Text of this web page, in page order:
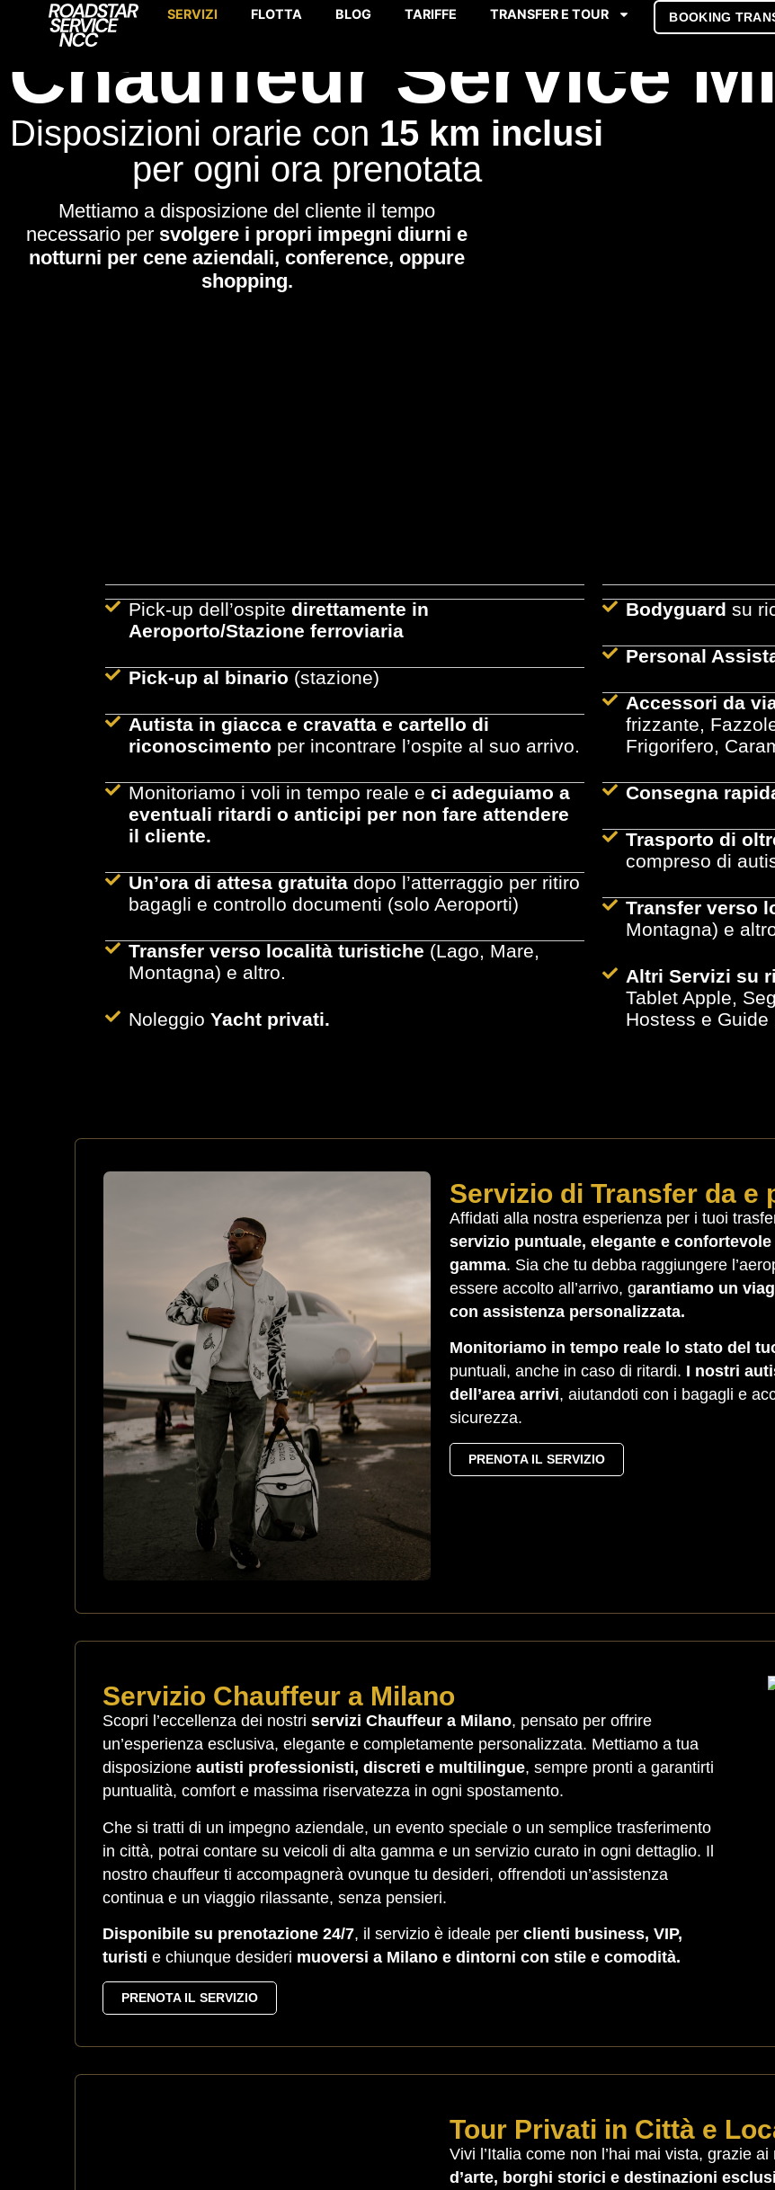
SERVIZI FLOTTA BLOG TARIFFE TRANSFER E TOUR BOOKING
Chauffeur Service
Disposizioni orarie con 15 km inclusi
per ogni ora prenotata
Mettiamo a disposizione del cliente il tempo
necessario per svolgere i propri impegni diurni e
notturni per cene aziendali, conference, oppure
shopping.
Pick-up dell’ospitedirettamente in
Aeroporto/Stazione ferroviaria
Pick-up al binario (stazione)
Autista in giacca e cravatta e cartello di
riconoscimento per incontrare l’ospite al suo arrivo.
Monitoriamo i voli in tempo reale eci adeguiamo a
eventuali ritardi o anticipi per non fare attendere
il cliente.
Un’ora di attesa gratuita dopo l’atterraggio per ritiro
bagagli e controllo documenti (solo Aeroporti)
Transfer verso località turistiche (Lago, Mare,
Montagna) e altro.
NoleggioYacht privati.
Bodyguardsu
Personal
Accessori da
frizzante,
Frigorifero,
Consegna
Trasporto di
compreso di
Transfer verso
Montagna) e
Altri Servizi su
Tablet Apple,
Hostess e
Servizio di Transfer da e
Affidati alla nostra esperienza per i tuoi
servizio puntuale, elegante e
gamma. Sia che tu debba raggiungere
essere accolto all’arrivo, garantiamo un
con assistenza personalizzata.
Monitoriamo in tempo reale lo stato del
puntuali, anche in caso di ritardi. I nostri
dell’area arrivi, aiutandoti con i bagagli e
sicurezza.
PRENOTA IL SERVIZIO
Servizio Chauffeur a Milano
Scopri l’eccellenza dei nostri servizi Chauffeur a Milano, pensato per offrire
un’esperienza esclusiva, elegante e completamente personalizzata. Mettiamo a tua
disposizione autisti professionisti, discreti e multilingue, sempre pronti a garantirti
puntualità, comfort e massima riservatezza in ogni spostamento.
Che si tratti di un impegno aziendale, un evento speciale o un semplice trasferimento
in città, potrai contare su veicoli di alta gamma e un servizio curato in ogni dettaglio. Il
nostro chauffeur ti accompagnerà ovunque tu desideri, offrendoti un’assistenza
continua e un viaggio rilassante, senza pensieri.
Disponibile su prenotazione 24/7, il servizio è ideale per clienti business, VIP,
turisti e chiunque desideri muoversi a Milano e dintorni con stile e comodità.
PRENOTA IL SERVIZIO
Tour Privati in Città e
Vivi l’Italia come non l’hai mai vista, grazie ai
d’arte, borghi storici e destinazioni